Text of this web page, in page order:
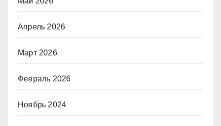
Апрель 2026
Март 2026
Февраль 2026
Ноябрь 2024